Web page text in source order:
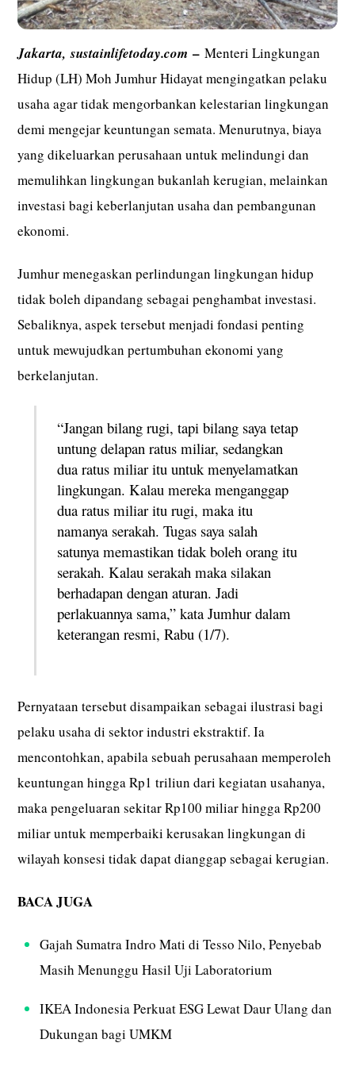
Jakarta,sustainlifetoday.com – Menteri Lingkungan
Hidup (LH) Moh Jumhur Hidayat mengingatkan pelaku
usaha agar tidak mengorbankan kelestarian lingkungan
demi mengejar keuntungan semata. Menurutnya, biaya
yang dikeluarkan perusahaan untuk melindungi dan
memulihkan lingkungan bukanlah kerugian, melainkan
investasi bagi keberlanjutan usaha dan pembangunan
ekonomi.
Jumhur menegaskan perlindungan lingkungan hidup
tidak boleh dipandang sebagai penghambat investasi.
Sebaliknya, aspek tersebut menjadi fondasi penting
untuk mewujudkan pertumbuhan ekonomi yang
berkelanjutan.
“Jangan bilang rugi, tapi bilang saya tetap
untung delapan ratus miliar, sedangkan
dua ratus miliar itu untuk menyelamatkan
lingkungan. Kalau mereka menganggap
dua ratus miliar itu rugi, maka itu
namanya serakah. Tugas saya salah
satunya memastikan tidak boleh orang itu
serakah. Kalau serakah maka silakan
berhadapan dengan aturan. Jadi
perlakuannya sama,” kata Jumhur dalam
keterangan resmi, Rabu (1/7).
Pernyataan tersebut disampaikan sebagai ilustrasi bagi
pelaku usaha di sektor industri ekstraktif. Ia
mencontohkan, apabila sebuah perusahaan memperoleh
keuntungan hingga Rp1 triliun dari kegiatan usahanya,
maka pengeluaran sekitar Rp100 miliar hingga Rp200
miliar untuk memperbaiki kerusakan lingkungan di
wilayah konsesi tidak dapat dianggap sebagai kerugian.
BACA JUGA
Gajah Sumatra Indro Mati di Tesso Nilo, Penyebab
Masih Menunggu Hasil Uji Laboratorium
IKEA Indonesia Perkuat ESG Lewat Daur Ulang dan
Dukungan bagi UMKM